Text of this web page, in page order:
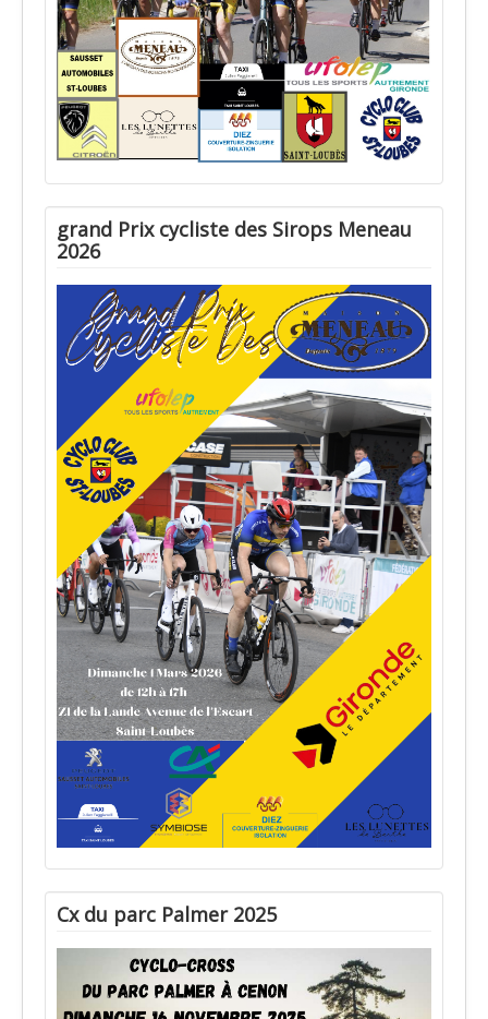
grand Prix cycliste des Sirops Meneau
2026
Cx du parc Palmer 2025